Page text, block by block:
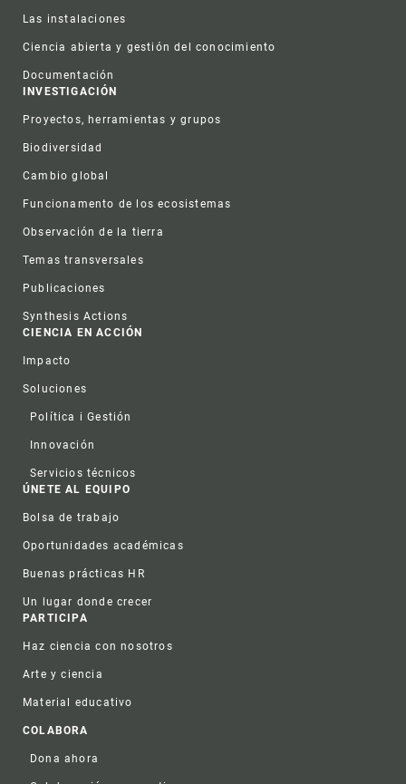
Las instalaciones
Ciencia abierta y gestión del conocimiento
Documentación
INVESTIGACIÓN
Proyectos, herramientas y grupos
Biodiversidad
Cambio global
Funcionamento de los ecosistemas
Observación de la tierra
Temas transversales
Publicaciones
Synthesis Actions
CIENCIA EN ACCIÓN
Impacto
Soluciones
Política i Gestión
Innovación
Servicios técnicos
ÚNETE AL EQUIPO
Bolsa de trabajo
Oportunidades académicas
Buenas prácticas HR
Un lugar donde crecer
PARTICIPA
Haz ciencia con nosotros
Arte y ciencia
Material educativo
COLABORA
Dona ahora